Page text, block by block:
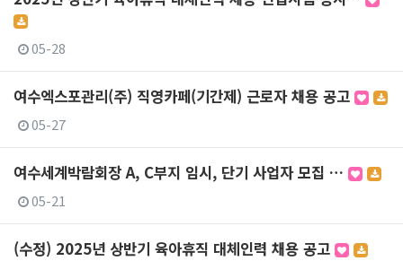
05-28
여수엑스포관리(주) 직영카페(기간제) 근로자 채용 공고
05-27
여수세계박람회장 A, C부지 임시, 단기 사업자 모집 …
05-21
(수정) 2025년 상반기 육아휴직 대체인력 채용 공고